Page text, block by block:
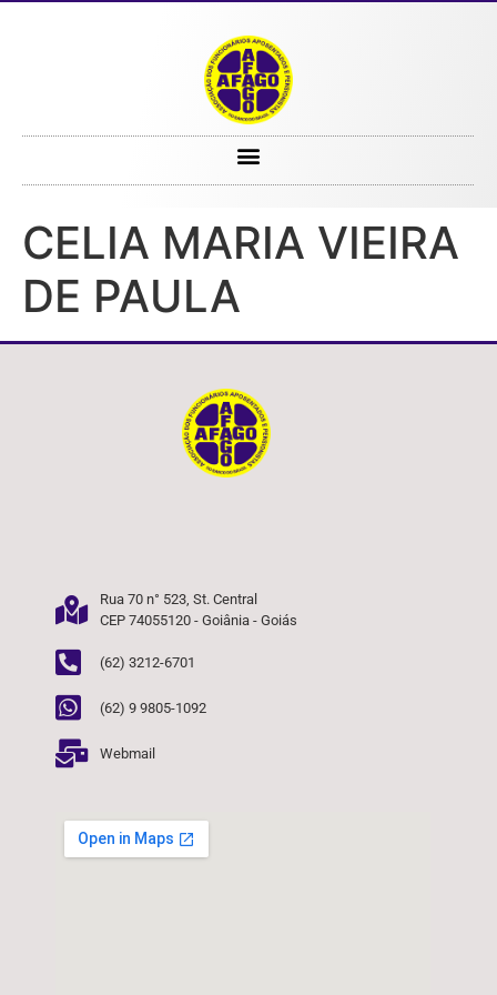
CELIA MARIA VIEIRA
DE PAULA
Rua 70 n° 523, St. Central
CEP 74055120 - Goiânia - Goiás
(62) 3212-6701
(62) 9 9805-1092
Webmail